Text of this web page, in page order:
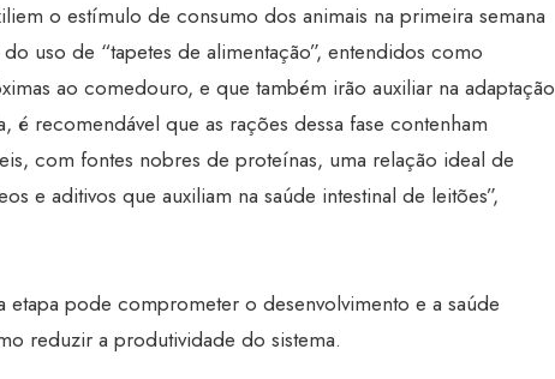
o estímulo de consumo dos animais na primeira semana
uso de “tapetes de alimentação”, entendidos como
ao comedouro, e que também irão auxiliar na adaptação
é recomendável que as rações dessa fase contenham
com fontes nobres de proteínas, uma relação ideal de
e aditivos que auxiliam na saúde intestinal de leitões”,
etapa pode comprometer o desenvolvimento e a saúde
reduzir a produtividade do sistema.